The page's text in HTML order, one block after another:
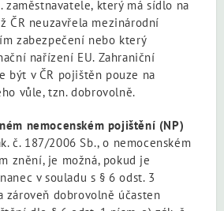
zaměstnavatele, který má sídlo na
ČR neuzavřela mezinárodní
zabezpečení nebo který
nařízení EU. Zahraniční
být v ČR pojištěn pouze na
vůle, tzn. dobrovolně.
nemocenském pojištění (NP)
č. 187/2006 Sb., o nemocenském
znění, je možná, pokud je
v souladu s § 6 odst. 3
zároveň dobrovolně účasten